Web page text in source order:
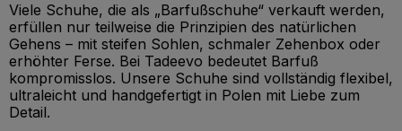
Viele Schuhe, die als „Barfußschuhe“ verkauft werden,
erfüllen nur teilweise die Prinzipien des natürlichen
Gehens – mit steifen Sohlen, schmaler Zehenbox oder
erhöhter Ferse. Bei Tadeevo bedeutet Barfuß
kompromisslos. Unsere Schuhe sind vollständig flexibel,
ultraleicht und handgefertigt in Polen mit Liebe zum
Detail.